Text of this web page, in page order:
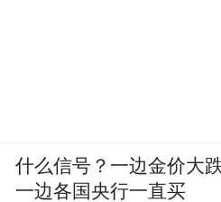
什么信号？一边金价大跌
一边各国央行一直买